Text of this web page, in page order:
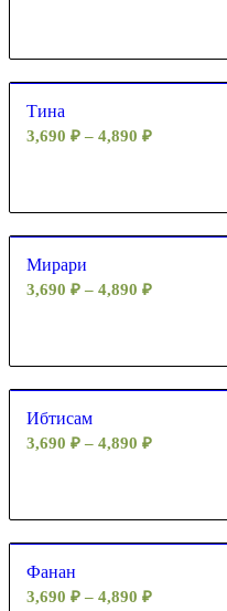
Тина
3,690 ₽ – 4,890 ₽
Мирари
3,690 ₽ – 4,890 ₽
Ибтисам
3,690 ₽ – 4,890 ₽
Фанан
3,690 ₽ – 4,890 ₽